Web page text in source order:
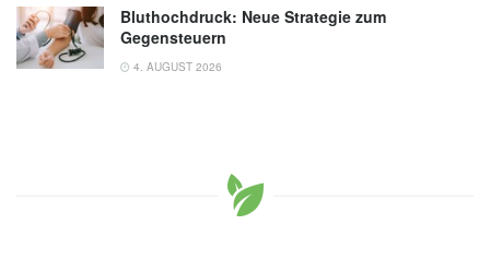
Bluthochdruck: Neue Strategie zum
Gegensteuern
4. AUGUST 2026